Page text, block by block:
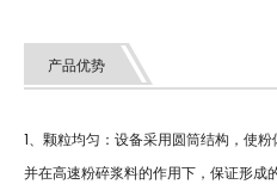
产品优势
1、颗粒均匀：设备采用圆筒结构，使
并在高速粉碎浆料的作用下，保证形成